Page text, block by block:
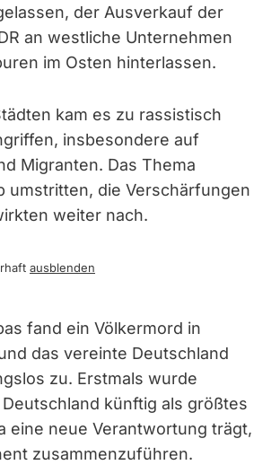
der Ausverkauf der
an westliche Unternehmen
im Osten hinterlassen.
kam es zu rassistisch
insbesondere auf
Migranten. Das Thema
umstritten, die Verschärfungen
weiter nach.
ausblenden
fand ein Völkermord in
das vereinte Deutschland
zu. Erstmals wurde
künftig als größtes
eine neue Verantwortung trägt,
zusammenzuführen.